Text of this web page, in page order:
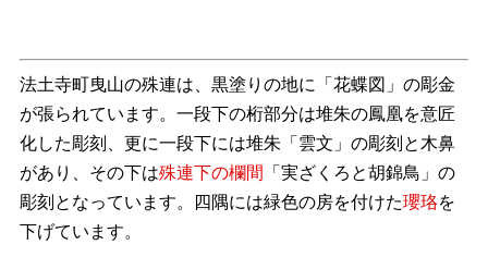
法土寺町曳山の殊連は、黒塗りの地に「花蝶図」の彫金
が張られています。一段下の桁部分は堆朱の鳳凰を意匠
化した彫刻、更に一段下には堆朱「雲文」の彫刻と木鼻
があり、その下は殊連下の欄間
「実ざくろと胡錦鳥」の
彫刻となっています。四隅には緑色の房を付けた瓔珞を
下げています。